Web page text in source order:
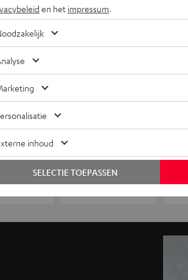
en het impressum
inhoud
SELECTIE TOEPASSEN